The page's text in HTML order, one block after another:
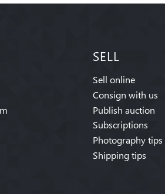
SELL
Sell online
Consign with us
Publish auction
Subscriptions
Photography tips
Shipping tips